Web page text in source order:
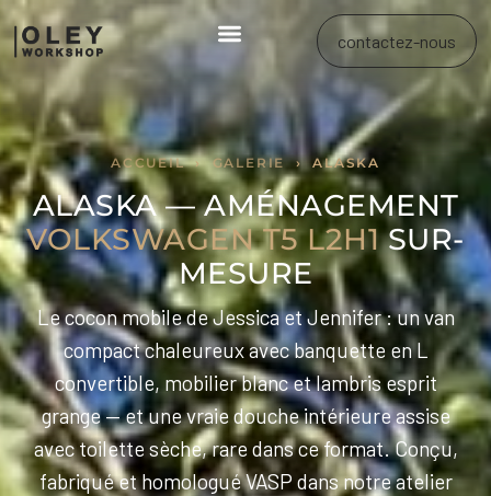
contactez-nous
ACCUEIL›GALERIE› ALASKA
ALASKA — AMÉNAGEMENT
VOLKSWAGEN T5 L2H1SUR-
MESURE
Le cocon mobile de Jessica et Jennifer : un van
compact chaleureux avec banquette en L
convertible, mobilier blanc et lambris esprit
grange — et une vraie douche intérieure assise
avec toilette sèche, rare dans ce format. Conçu,
fabriqué et homologué VASP dans notre atelier